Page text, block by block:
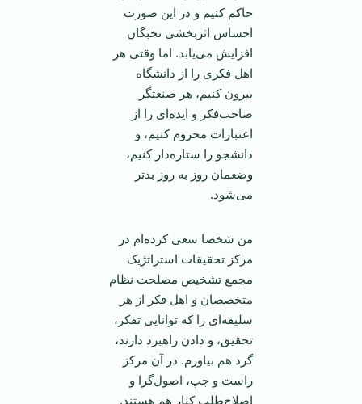
حاکم کنیم و در این صورت
احساس اثربخشی نخبگان
افزایش می‌یابد. اما وقتی هر
اهل فکری را از دانشگاه
بیرون کنیم، هر صنعتگر
صاحب‌فکر و ایده‌ای را از
اعتبارات محروم کنیم، و
دانشجو را ستاره‌دار کنیم،
وضعمان روز به روز بدتر
می‌شود.
من شخصا سعی کرده‌ام در
مرکز تحقیقات استراتژیک
مجمع تشخیص مصلحت نظام
متخصصان و اهل فکر از هر
سلیقه‌ای را که توانایی تفکر،
تحقیق، و دادن راهبرد دارند،
گرد هم بیاورم. در آن مرکز
راست و چپ، اصول‌گرا و
اصلاح‌طلب کنار هم هستند.